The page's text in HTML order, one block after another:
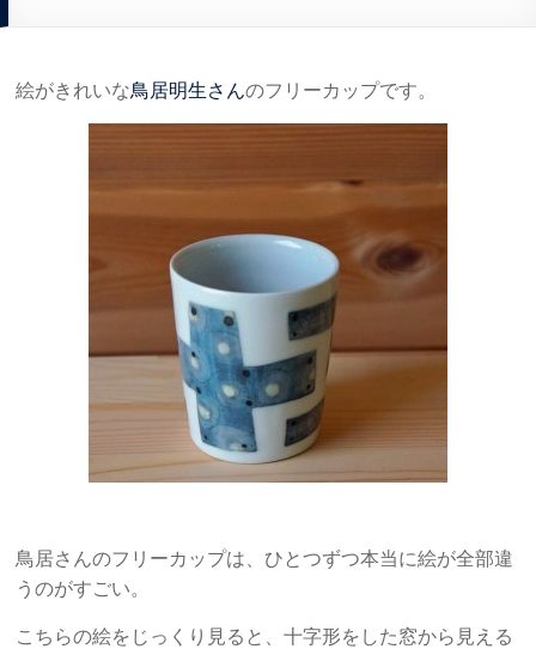
絵がきれいな鳥居明生さんのフリーカップです。
鳥居さんのフリーカップは、ひとつずつ本当に絵が全部違
うのがすごい。
こちらの絵をじっくり見ると、十字形をした窓から見える